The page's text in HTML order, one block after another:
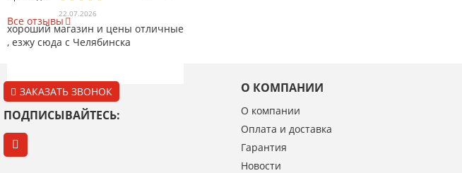
22.07.2026
хороший магазин и цены отличные
, езжу сюда с Челябинска
11.06.2025
07.12.2024
04.05.2024
Все отзывы
ЗАКАЗАТЬ ЗВОНОК
ПОДПИСЫВАЙТЕСЬ:
О КОМПАНИИ
О компании
Оплата и доставка
Гарантия
Новости